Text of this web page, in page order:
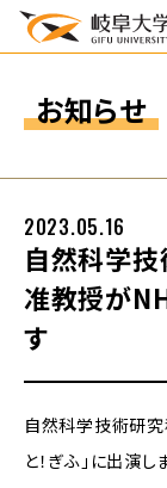
お知らせ
自然科学
准教授が
す
2023.05.16
自然科学技術研
と！ぎふ」に出演し